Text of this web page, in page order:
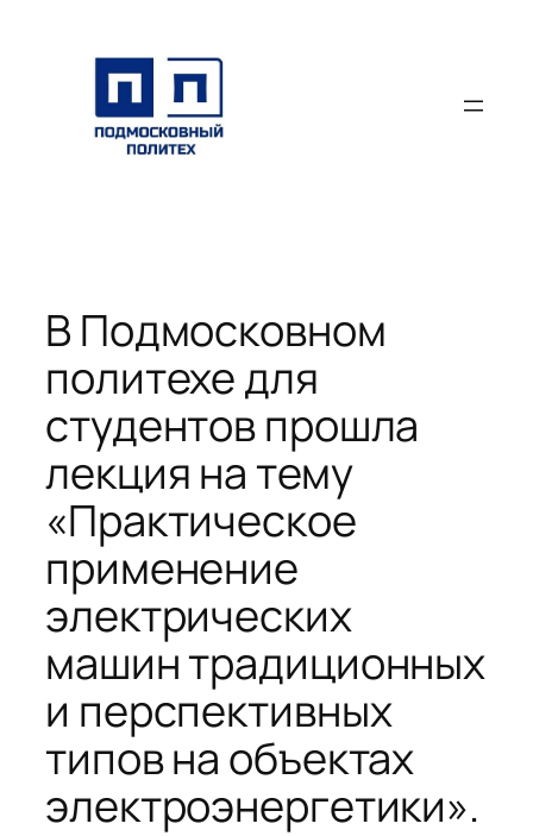
содержимому
В Подмосковном
политехе для
студентов прошла
лекция на тему
«Практическое
применение
электрических
машин традиционных
и перспективных
типов на объектах
электроэнергетики».